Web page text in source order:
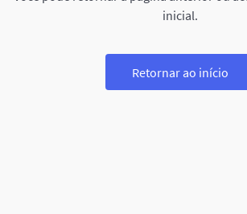
inicial.
Retornar ao início